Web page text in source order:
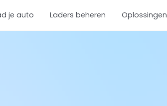
je auto Laders beheren Oplossingen